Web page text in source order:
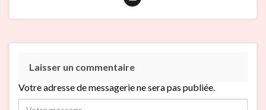
Laisser un commentaire
Votre adresse de messagerie ne sera pas publiée.